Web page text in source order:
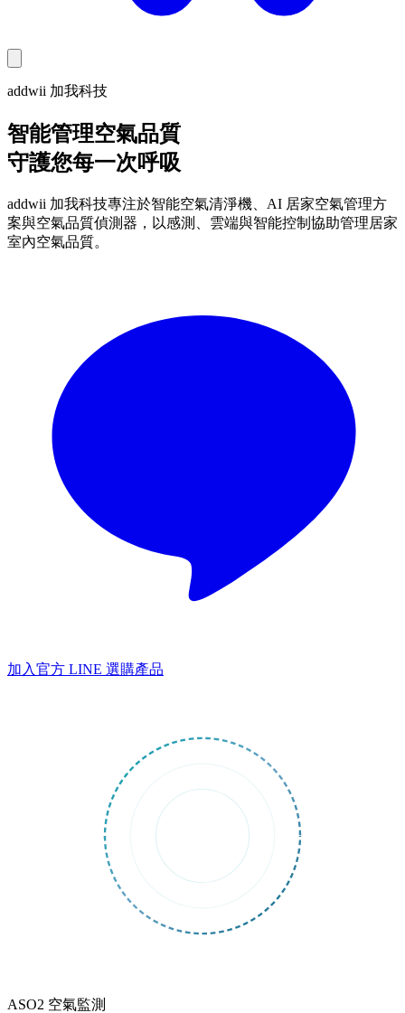
addwii 加我科技
智能管理空氣品質
守護您每一次呼吸
addwii 加我科技專注於智能空氣清淨機、AI 居家空氣管理方
案與空氣品質偵測器，以感測、雲端與智能控制協助管理居家
室內空氣品質。
加入官方 LINE 選購產品
ASO2 空氣監測